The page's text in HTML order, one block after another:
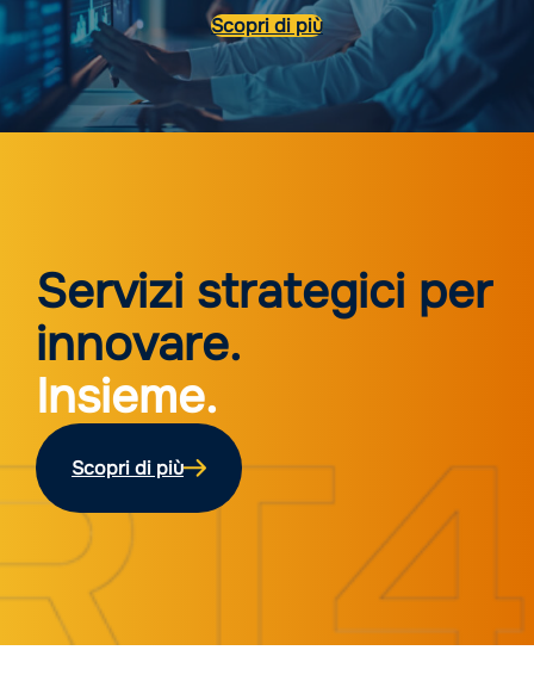
Scopri di più
Servizi strategici per
innovare.
Insieme.
Scopri di più